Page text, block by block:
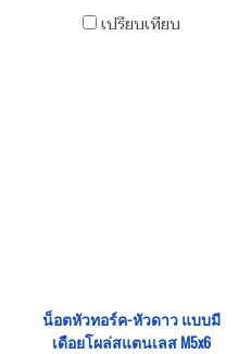
เปรียบเทียบ
น็อตหัวทอร์ค-หัวดาว แบบมี
เดือยโผล่สแตนเลส M5x6